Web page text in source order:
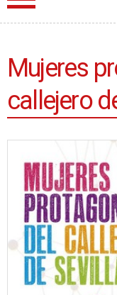
Mujeres
callejero